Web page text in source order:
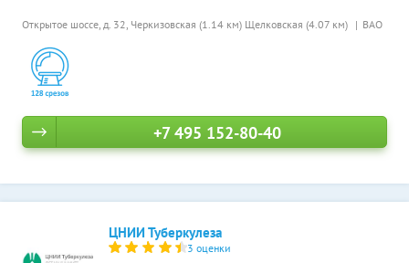
Открытое шоссе, д. 32, Черкизовская (1.14 км) Щелковская (4.07 км) ВАО
+7 495 152-80-40
ЦНИИ Туберкулеза
3 оценки